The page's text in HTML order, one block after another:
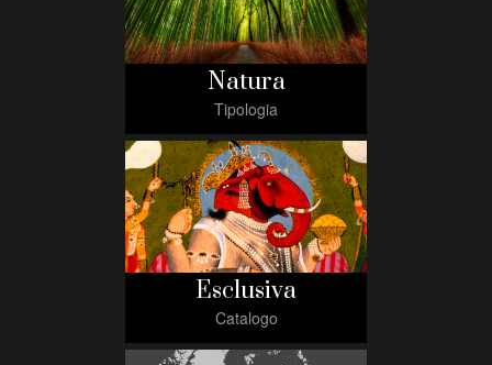
Natura
Tipologia
Esclusiva
Catalogo